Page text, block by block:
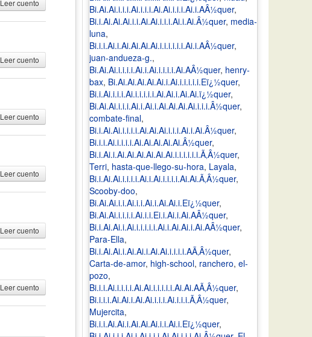
Leer cuento
Leer cuento
Leer cuento
Leer cuento
Leer cuento
Leer cuento
Bi.Ai.Ai.i.i.i.Ai.i.i.i.Ai.Ai.i.i.i.Ai.i.AÂ½quer,
Bi.i.Ai.Ai.Ai.i.i.Ai.Ai.i.i.i.Ai.i.Ai.Â½quer, media-
luna,
Bi.i.i.Ai.i.Ai.Ai.Ai.Ai.i.i.i.i.i.i.Ai.i.AÂ½quer,
juan-andueza-g.,
Bi.Ai.Ai.i.i.i.i.Ai.i.Ai.i.i.i.i.Ai.AÂ½quer, henry-
bax, Bi.Ai.Ai.Ai.Ai.Ai.i.Ai.i.i.i.i.i.Eï¿½quer,
Bi.i.Ai.i.i.i.Ai.i.i.i.i.i.Ai.Ai.i.Ai.Ai.ï¿½quer,
Bi.Ai.Ai.i.i.i.Ai.i.Ai.i.Ai.Ai.Ai.Ai.i.i.i.Â½quer,
combate-final,
Bi.i.Ai.Ai.i.i.i.i.Ai.Ai.Ai.i.i.i.Ai.i.Ai.Â½quer,
Bi.i.i.Ai.i.i.i.i.Ai.Ai.Ai.Ai.Ai.Â½quer,
Bi.i.Ai.i.Ai.Ai.Ai.Ai.Ai.Ai.i.i.i.i.i.i.Ã‚Â½quer,
Terri, hasta-que-llego-su-hora, Layala,
Bi.i.Ai.Ai.i.i.i.i.Ai.i.Ai.i.i.i.i.Ai.Ai.Ã‚Â½quer,
Scooby-doo,
Bi.Ai.Ai.i.i.Ai.i.i.Ai.i.Ai.Ai.i.Eï¿½quer,
Bi.Ai.Ai.i.i.i.i.Ai.i.i.Ei.i.Ai.i.Ai.AÂ½quer,
Bi.i.Ai.Ai.i.Ai.i.i.i.i.i.Ai.i.Ai.Ai.i.Ai.AÂ½quer,
Para-Ella,
Bi.i.Ai.Ai.i.Ai.Ai.i.Ai.Ai.i.i.i.i.AÃ‚Â½quer,
Carta-de-amor, high-school, ranchero, el-
pozo,
Bi.i.i.Ai.i.i.i.i.Ai.Ai.i.i.i.i.i.Ai.Ai.AÃ‚Â½quer,
Bi.i.i.i.Ai.Ai.i.Ai.Ai.i.i.i.Ai.i.i.i.Ã‚Â½quer,
Mujercita,
Bi.i.i.Ai.Ai.i.Ai.Ai.Ai.i.i.Ai.i.Eï¿½quer,